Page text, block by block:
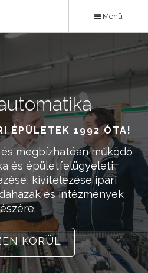
Menü
ÉPÜLETEK 1992 ÓTA!
megbízhatóan működő
és épületfelügyeleti
kivitelezése ipari
és intézmények
KÖRÜL
KARRIERED!
a sokszínű
is várunk kollégáink
és minőség a
is 1992 óta!
KÖRÜL